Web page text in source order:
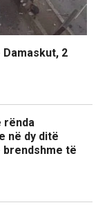
2
rënda
në dy ditë
të